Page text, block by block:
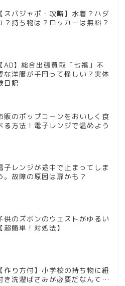
【スパジャポ・攻略】水着？ハダ
？持ち物は？ロッカーは無料？
【AD】総合出張買取「七福」不
な洋服が千円って怪しい？実体
日記
販のポップコーンをおいしく食
る方法！電子レンジで温めよう
子レンジが途中で止まってしま
。故障の原因は扉かも？
供のズボンのウエストがゆるい
【超簡単！対処法】
【作り方付】小学校の持ち物に紐
き洗濯ばさみが必要だなんて…